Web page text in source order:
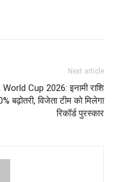
Next article
World Cup 2026: इनामी राशि
बढ़ोतरी, विजेता टीम को मिलेगा
रिकॉर्ड पुरस्कार